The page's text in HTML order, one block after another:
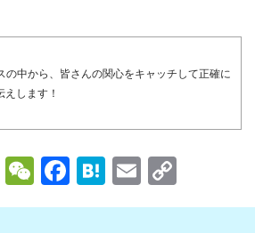
の中から、皆さんの関心をキャッチして正確に
します！
Li
n
W
e
F
a
H
at
E
m o